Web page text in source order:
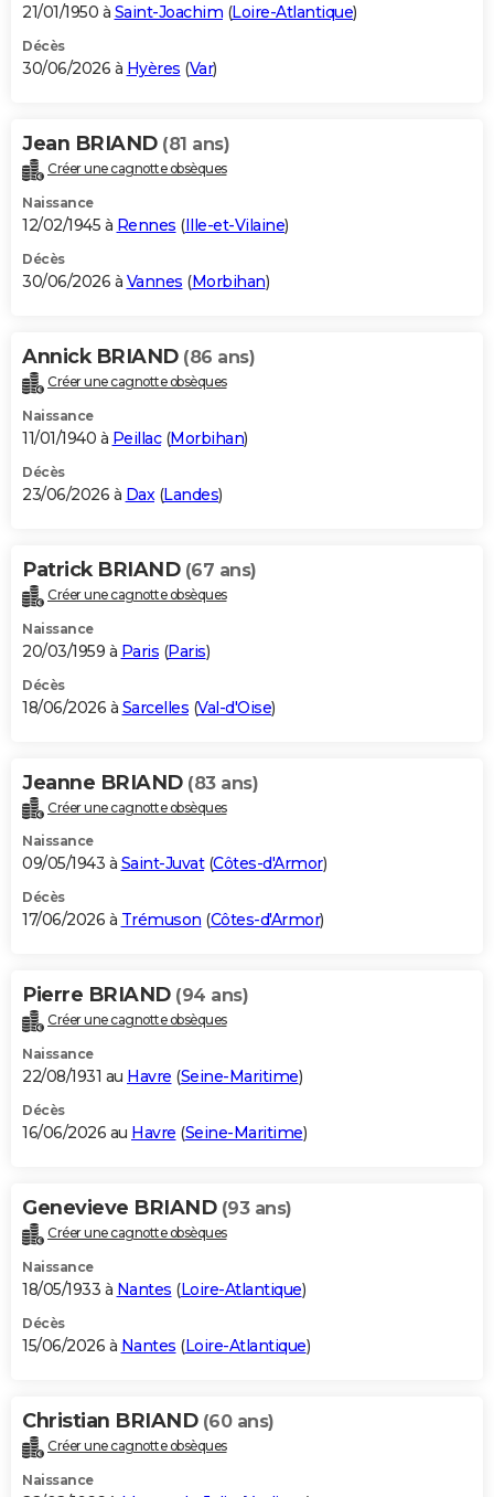
21/01/1950 à Saint-Joachim (Loire-Atlantique)
Décès
30/06/2026 à Hyères (Var)
Jean BRIAND (81 ans)
Créer une cagnotte obsèques
Naissance
12/02/1945 à Rennes (Ille-et-Vilaine)
Décès
30/06/2026 à Vannes (Morbihan)
Annick BRIAND (86 ans)
Créer une cagnotte obsèques
Naissance
11/01/1940 à Peillac(Morbihan)
Décès
23/06/2026 à Dax(Landes)
Patrick BRIAND (67 ans)
Créer une cagnotte obsèques
Naissance
20/03/1959 à Paris (Paris)
Décès
18/06/2026 à Sarcelles (Val-d'Oise)
Jeanne BRIAND (83 ans)
Créer une cagnotte obsèques
Naissance
09/05/1943 à Saint-Juvat(Côtes-d'Armor)
Décès
17/06/2026 à Trémuson (Côtes-d'Armor)
Pierre BRIAND (94 ans)
Créer une cagnotte obsèques
Naissance
22/08/1931 au Havre (Seine-Maritime)
Décès
16/06/2026 au Havre (Seine-Maritime)
Genevieve BRIAND (93 ans)
Créer une cagnotte obsèques
Naissance
18/05/1933 à Nantes (Loire-Atlantique)
Décès
15/06/2026 à Nantes (Loire-Atlantique)
Christian BRIAND (60 ans)
Créer une cagnotte obsèques
Naissance